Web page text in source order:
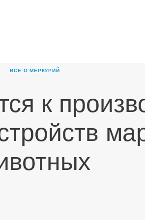
ВСЁ О МЕРКУРИЙ
к